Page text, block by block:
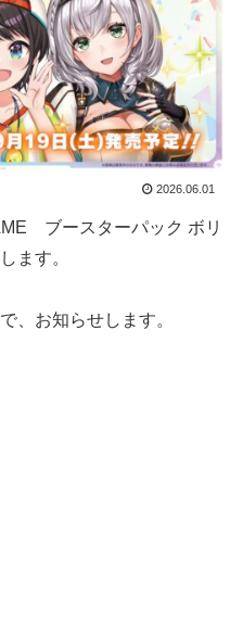
2026.06.01
ブースターパック ボリ
ます。
、お知らせします。